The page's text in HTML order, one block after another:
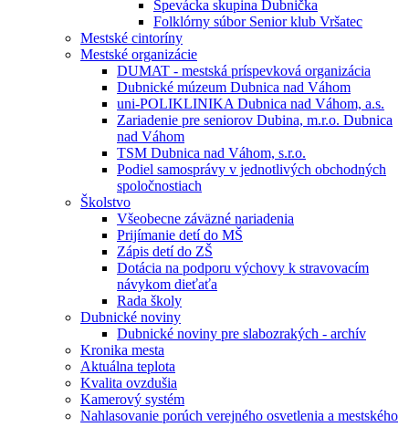
Spevácka skupina Dubnička
Folklórny súbor Senior klub Vršatec
Mestské cintoríny
Mestské organizácie
DUMAT - mestská príspevková organizácia
Dubnické múzeum Dubnica nad Váhom
uni-POLIKLINIKA Dubnica nad Váhom, a.s.
Zariadenie pre seniorov Dubina, m.r.o. Dubnica
nad Váhom
TSM Dubnica nad Váhom, s.r.o.
Podiel samosprávy v jednotlivých obchodných
spoločnostiach
Školstvo
Všeobecne záväzné nariadenia
Prijímanie detí do MŠ
Zápis detí do ZŠ
Dotácia na podporu výchovy k stravovacím
návykom dieťaťa
Rada školy
Dubnické noviny
Dubnické noviny pre slabozrakých - archív
Kronika mesta
Aktuálna teplota
Kvalita ovzdušia
Kamerový systém
Nahlasovanie porúch verejného osvetlenia a mestského